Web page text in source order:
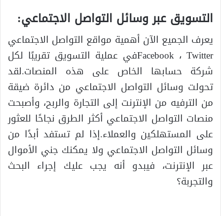
التسويق عبر وسائل التواصل الاجتماعي:
يعرف الجميع الآن أهمية مواقع التواصل الاجتماعي
Facebook ، Twitterفي عملية التسويق تقريبًا لكل
شركة حسابها الخاص على هذه المنصات.لقد
تحولت وسائل التواصل الاجتماعي من دائرة ضيقة
من الترفيه من الإنترنت إلى التجارة والربح، وأصبحت
منصات التواصل الاجتماعي أكثر الطرق نجاحًا للعثور
على المستهلكين والعملاء.إذا لم تستفد أبدًا من
وسائل التواصل الاجتماعي ولا يمكنك جني الأموال
عبر الإنترنت، فيبدو أنه يجب عليك إجراء البحث
والتجربة؟